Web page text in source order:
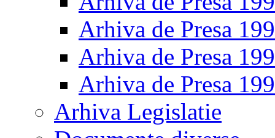
Arhiva de Presa
Arhiva de Presa
Arhiva de Presa
Arhiva Legislatie